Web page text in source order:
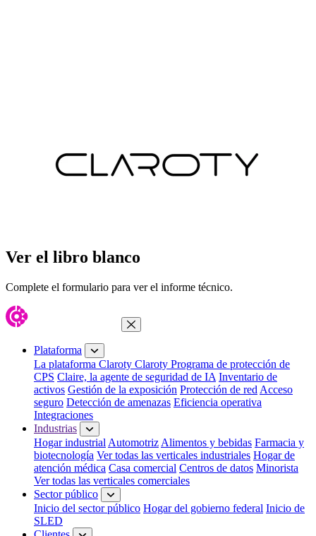
Ver el libro blanco
Complete el formulario para ver el informe técnico.
Cerrar menú
Plataforma
La plataforma Claroty Claroty Programa de protección de
CPS Claire, la agente de seguridad de IA Inventario de
activos Gestión de la exposición Protección de red Acceso
seguro Detección de amenazas Eficiencia operativa
Integraciones
Industrias
Hogar industrial Automotriz Alimentos y bebidas Farmacia y
biotecnología Ver todas las verticales industriales Hogar de
atención médica Casa comercial Centros de datos Minorista
Ver todas las verticales comerciales
Sector público
Inicio del sector público Hogar del gobierno federal Inicio de
SLED